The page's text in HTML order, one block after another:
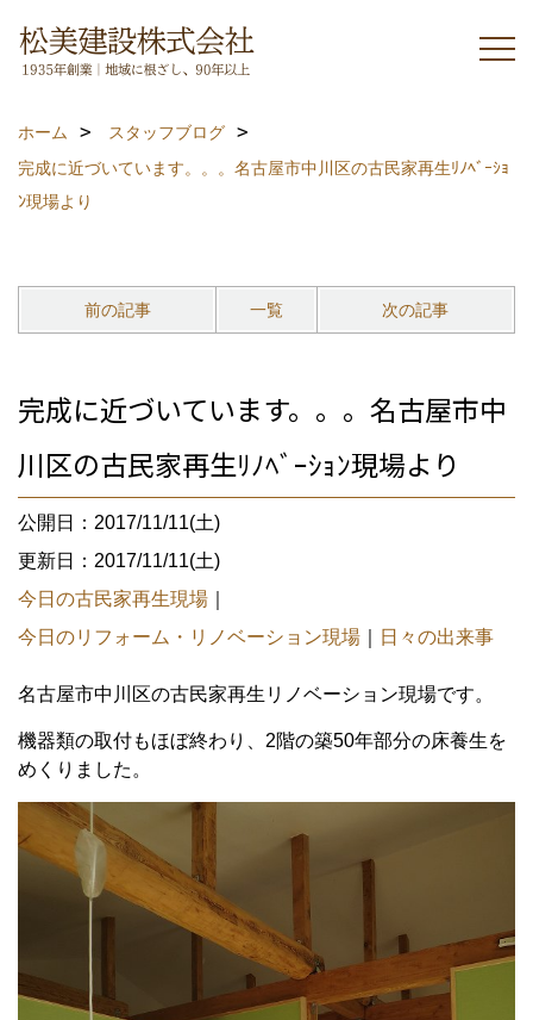
ホーム
スタッフブログ
完成に近づいています。。。名古屋市中川区の古民家再生ﾘﾉﾍﾞｰｼｮ
ﾝ現場より
前の記事 一覧 次の記事
完成に近づいています。。。名古屋市中
川区の古民家再生ﾘﾉﾍﾞｰｼｮﾝ現場より
公開日：2017/11/11(土)
更新日：2017/11/11(土)
今日の古民家再生現場
今日のリフォーム・リノベーション現場
日々の出来事
名古屋市中川区の古民家再生リノベーション現場です。
機器類の取付もほぼ終わり、2階の築50年部分の床養生を
めくりました。